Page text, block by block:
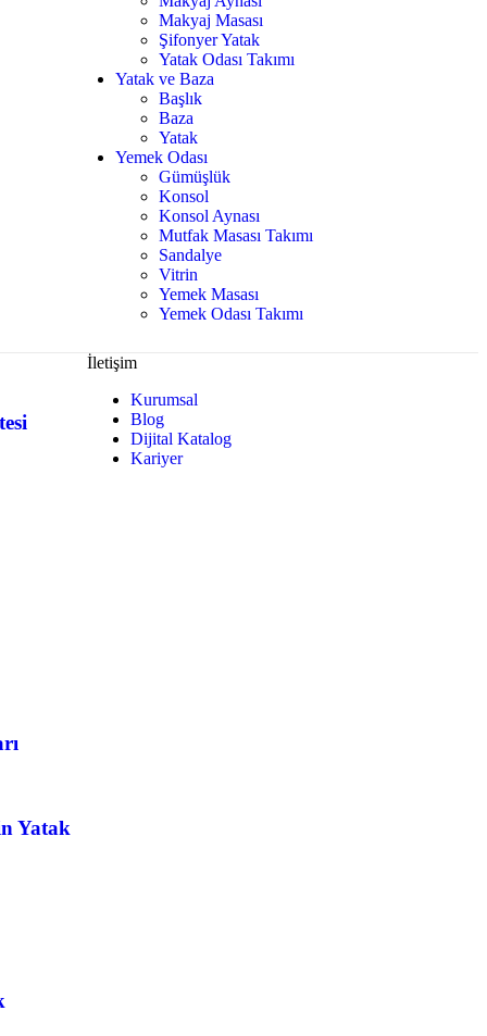
Makyaj Masası
Şifonyer Yatak
Yatak Odası Takımı
Yatak ve Baza
Başlık
Baza
Yatak
Yemek Odası
Gümüşlük
Konsol
Konsol Aynası
Mutfak Masası Takımı
Sandalye
Vitrin
Yemek Masası
Yemek Odası Takımı
Yatak
İletişim
Kurumsal
Blog
Dijital Katalog
Kariyer